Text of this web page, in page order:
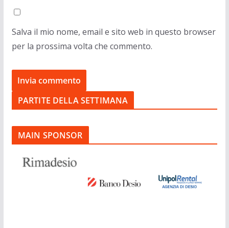
Salva il mio nome, email e sito web in questo browser
per la prossima volta che commento.
PARTITE DELLA SETTIMANA
MAIN SPONSOR